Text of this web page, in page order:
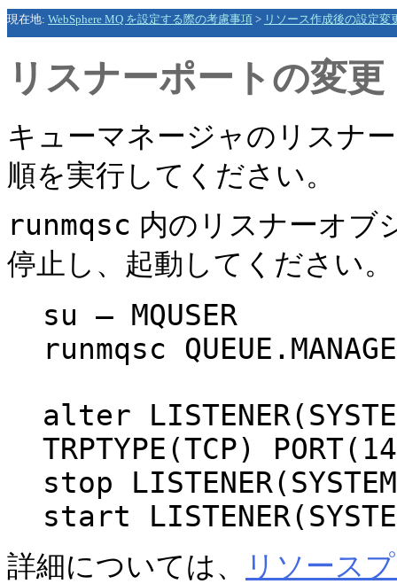
現在地: WebSphere MQ を設定する際の考慮事項 > リソース作成後の設定変
リスナーポートの変更
キューマネージャのリスナ
順を実行してください。
runmqsc 内のリスナーオブ
停止し、起動してください。
su – MQUSER
runmqsc
alter
TRPTYPE(TCP)
stop
start
詳細については、
リソース